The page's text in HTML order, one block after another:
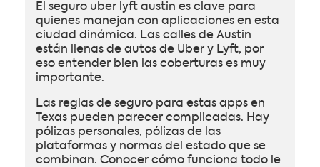
El seguro uber lyft austin es clave para
quienes manejan con aplicaciones en esta
ciudad dinámica. Las calles de Austin
están llenas de autos de Uber y Lyft, por
eso entender bien las coberturas es muy
importante.
Las reglas de seguro para estas apps en
Texas pueden parecer complicadas. Hay
pólizas personales, pólizas de las
plataformas y normas del estado que se
combinan. Conocer cómo funciona todo le